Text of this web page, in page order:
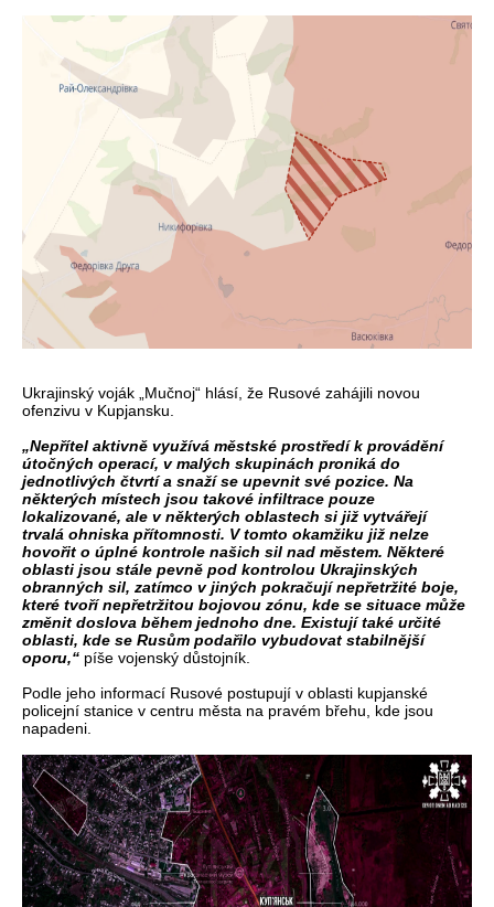
Ukrajinský voják „Mučnoj“ hlásí, že Rusové zahájili novou
ofenzivu v Kupjansku.
„Nepřítel aktivně využívá městské prostředí k provádění
útočných operací, v malých skupinách proniká do
jednotlivých čtvrtí a snaží se upevnit své pozice. Na
některých místech jsou takové infiltrace pouze
lokalizované, ale v některých oblastech si již vytvářejí
trvalá ohniska přítomnosti. V tomto okamžiku již nelze
hovořit o úplné kontrole našich sil nad městem. Některé
oblasti jsou stále pevně pod kontrolou Ukrajinských
obranných sil, zatímco v jiných pokračují nepřetržité boje,
které tvoří nepřetržitou bojovou zónu, kde se situace může
změnit doslova během jednoho dne. Existují také určité
oblasti, kde se Rusům podařilo vybudovat stabilnější
oporu,“ píše vojenský důstojník.
Podle jeho informací Rusové postupují v oblasti kupjanské
policejní stanice v centru města na pravém břehu, kde jsou
napadeni.